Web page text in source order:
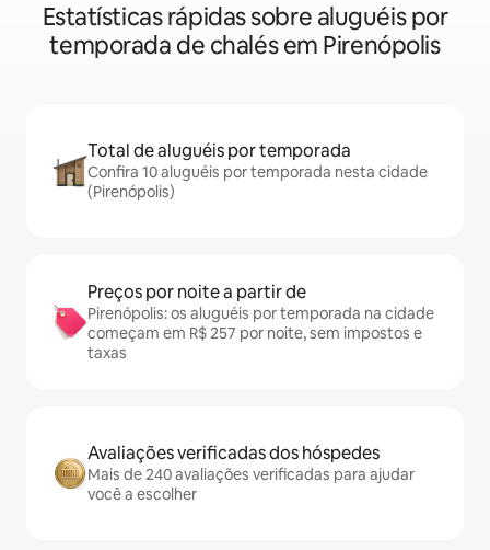
Estatísticas rápidas sobre aluguéis por
temporada de chalés em Pirenópolis
Total de aluguéis por temporada
Confira 10 aluguéis por temporada nesta cidade
(Pirenópolis)
Preços por noite a partir de
Pirenópolis: os aluguéis por temporada na cidade
começam em R$ 257 por noite, sem impostos e
taxas
Avaliações verificadas dos hóspedes
Mais de 240 avaliações verificadas para ajudar
você a escolher